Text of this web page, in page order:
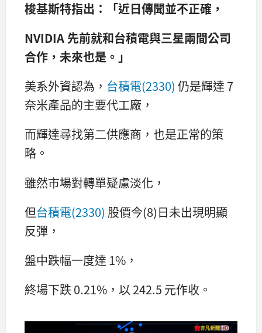
梭基斯特指出：「近日傳聞並不正確，
NVIDIA 先前就和台積電與三星兩間公司
合作，未來也是。」
美系外資認為， 台積電(2330) 仍是輝達 7
奈米產品的主要代工廠，
而輝達尋找第二供應商，也是正常的策
略。
雖然市場對轉單疑慮淡化，
但台積電(2330) 股價今(8)日未出現明顯
反彈，
盤中跌幅一度達 1%，
終場下跌 0.21%，以 242.5 元作收。